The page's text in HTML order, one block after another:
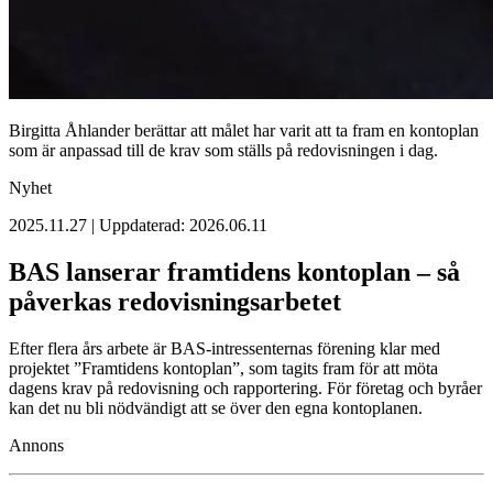
Birgitta Åhlander berättar att målet har varit att ta fram en kontoplan
som är anpassad till de krav som ställs på redovisningen i dag.
Nyhet
2025.11.27 | Uppdaterad: 2026.06.11
BAS lanserar framtidens kontoplan – så
påverkas redovisningsarbetet
Efter flera års arbete är BAS-intressenternas förening klar med
projektet ”Framtidens kontoplan”, som tagits fram för att möta
dagens krav på redovisning och rapportering. För företag och byråer
kan det nu bli nödvändigt att se över den egna kontoplanen.
Annons